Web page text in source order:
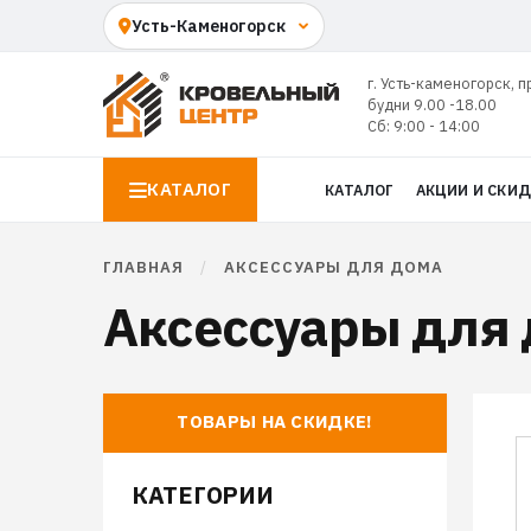
г. Усть-каменогорск,
будни 9.00 -18.00
Сб: 9:00 - 14:00
КАТАЛОГ КАТАЛОГ АКЦИИ И
ГЛАВНАЯ / АКСЕССУАРЫ ДЛЯ ДОМА
Аксессуары для
ТОВАРЫ НА СКИДКЕ!
КАТЕГОРИИ